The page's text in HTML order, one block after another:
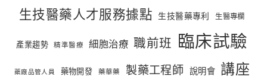
生技醫藥人才服務據點 生技醫藥專利 生醫專欄
產業趨勢 精準醫療 細胞治療 職前班 臨床試驗
藥廠品管人員 藥物開發 藥華藥 製藥工程師 說明會 講座